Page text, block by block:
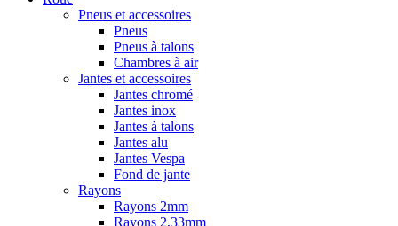
Pneus et accessoires
Pneus
Pneus à talons
Chambres à air
Jantes et accessoires
Jantes chromé
Jantes inox
Jantes à talons
Jantes alu
Jantes Vespa
Fond de jante
Rayons
Rayons 2mm
Rayons 2,33mm